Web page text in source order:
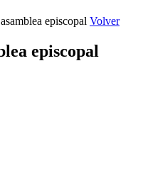
episcopal Volver
episcopal